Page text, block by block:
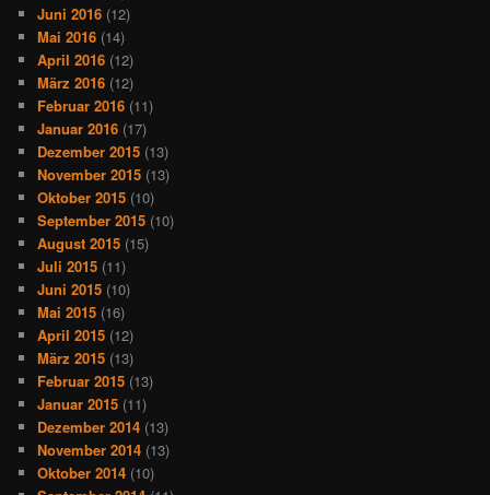
Juni 2016 (12)
Mai 2016 (14)
April 2016 (12)
März 2016 (12)
Februar 2016 (11)
Januar 2016 (17)
Dezember 2015 (13)
November 2015 (13)
Oktober 2015 (10)
September 2015 (10)
August 2015 (15)
Juli 2015 (11)
Juni 2015 (10)
Mai 2015 (16)
April 2015 (12)
März 2015 (13)
Februar 2015 (13)
Januar 2015 (11)
Dezember 2014 (13)
November 2014 (13)
Oktober 2014 (10)